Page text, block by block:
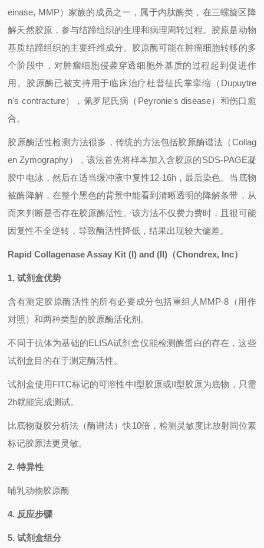
einase, MMP）家族的成员之一，属于内肽酶类，在三螺旋区降
解天然胶原，参与结蹄组织的生理和病理周转过程。胶原是动物
基质结蹄组织的主要纤维成分。胶原酶可能在肿瘤细胞转移的多
个阶段中，对肿瘤细胞侵袭穿透细胞外基质的过程起到促进作
用。胶原酶已被支持用于临床治疗杜普征氏掌挛缩（ Dupuytre
n's contracture），佩罗尼氏病（ Peyronie's disease）和伤口愈
合。
胶原酶活性检测方法很多，传统的方法包括胶原酶谱法（Collag
en Zymography），该法首先将样本加入含胶原的SDS-PAGE凝
胶中电泳，然后在适当缓冲液中复性12-16h ，最后染色。当底物
被酶降解，在整个黑色的背景中能看到清晰透明的降解条带，从
而来判断是否存在胶原酶活性。该方法不仅费力费时，且很可能
因复性不全逆转，导致酶活性降低，结果出现较大偏差。
Rapid Collagenase Assay Kit (I) and (II) （Chondrex, Inc）
1.试剂盒优势
含有测定胶原酶活性的所有必要成分包括重组人 MMP-8 （用作
对照）和两种类型的胶原酶活化剂。
不同于抗体为基础的ELISA试剂盒仅能检测酶蛋白的存在，这些
试剂盒目的在于测定酶活性。
试剂盒使用FITC标记的可溶性牛I型胶原或II型胶原为底物，只需
2h就能完成测试。
比底物凝胶分析法（酶谱法）快10倍，检测灵敏度比放射同位素
标记胶原法更灵敏。
2.特异性
哺乳动物胶原酶
4. 反应步骤
5.试剂盒组分